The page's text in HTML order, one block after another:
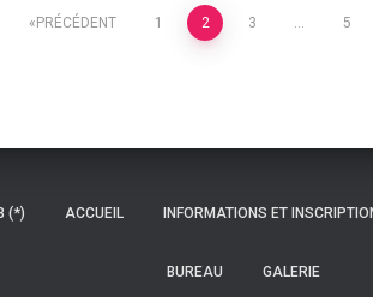
PRÉCÉDENT 1 2 3 … 5
(*) ACCUEIL INFORMATIONS ET
BUREAU GALERIE